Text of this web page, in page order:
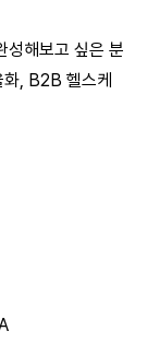
성해보고 싶은 분
화, B2B 헬스케